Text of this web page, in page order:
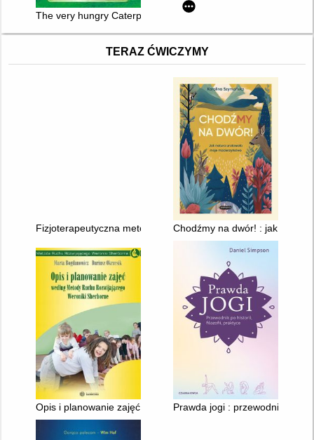
The very hungry Caterpillar's Magnet Book
TERAZ ĆWICZYMY
Fizjoterapeutyczna metoda globalnych wzorców posturalnych
Chodźmy na dwór! : jak natura
Opis i planowanie zajęć według Metody Ruchu Rozwijającego
Prawda jogi : przewodnik po